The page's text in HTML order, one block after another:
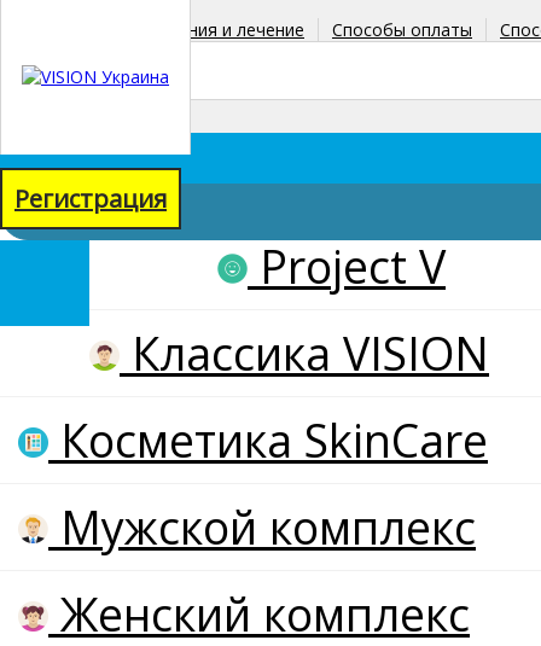
Заболевания и лечение Способы оплаты
Регистрация
Project V
Классика VISION
Косметика SkinCare
Мужской комплекс
Женский комплекс